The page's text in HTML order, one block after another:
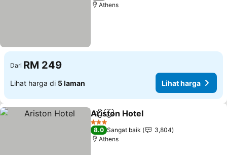
Athens
Dari RM 249
Lihat harga di 5 laman Lihat harga
KongsiTambah ke favorit
Ariston Hotel
3 Bintang
8.0 Sangat baik
3,804
Athens